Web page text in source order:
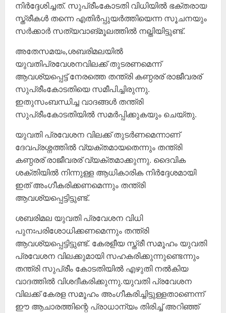
നിർദ്ദേശിച്ചത്. സുപ്രീംകോടതി വിധിയിൽ ഭക്തരായ
സ്ത്രീകൾ തന്നെ എതിർപ്പുയർത്തിയെന്ന സൂചനയും
സർക്കാർ സത്യവാങ്മൂലത്തിൽ നല്തിയിട്ടുണ്ട്.
അതേസമയം,ശബരിമലയിൽ
യുവതിപ്രവേശനവിലക്ക് തുടരണമെന്ന്
ആവശ്യപ്പെട്ട് നേരത്തെ തന്ത്രി കണ്ഠരര് രാജീവരര്
സുപ്രീംകോടതിയെ സമീപിച്ചിരുന്നു.
ഇതുസംബന്ധിച്ച വാദങ്ങൾ തന്ത്രി
സുപ്രീംകോടതിയിൽ സമർപ്പിക്കുകയും ചെയ്തു.
യുവതി പ്രവേശന വിലക്ക് തുടർണമെന്നാണ്
ദേവപ്രശ്നത്തിൽ വ്യക്തമായതെന്നും തന്ത്രി
കണ്ഠരര് രാജീവരര് വ്യക്തമാക്കുന്നു. ദൈവിക
ശക്തിയിൽ നിന്നുള്ള ആധികാരിക നിർദ്ദേശമായി
ഇത് അംഗീകരിക്കണമെന്നും തന്ത്രി
ആവശ്യപ്പെട്ടിട്ടുണ്ട്.
ശബരിമല യുവതി പ്രവേശന വിധി
പുനഃപരിശോധിക്കണമെന്നും തന്ത്രി
ആവശ്യപ്പെട്ടിട്ടുണ്ട്. കേരളീയ സ്ത്രീ സമൂഹം യുവതി
പ്രവേശന വിലക്കുമായി സഹകരിക്കുന്നുണ്ടെന്നും
തന്ത്രി സുപ്രീം കോടതിയിൽ എഴുതി നൽകിയ
വാദത്തിൽ വിശദീകരിക്കുന്നു.യുവതി പ്രവേശന
വിലക്ക് കേരള സമൂഹം അംഗീകരിച്ചിട്ടുള്ളതാണെന്ന്
ഈ ആചാരത്തിന്റെ പ്രാധാന്യം തിരിച്ച് അറിഞ്ഞ്